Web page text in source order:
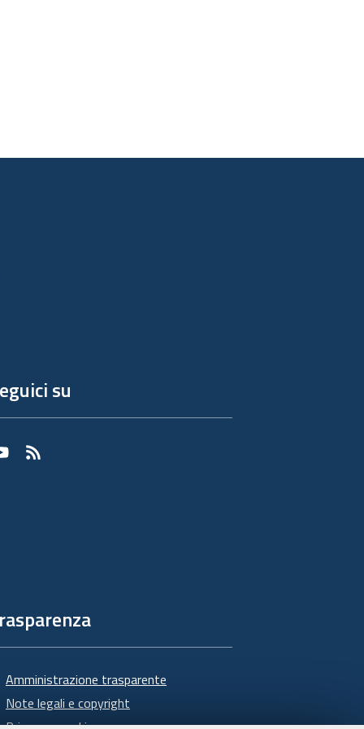
su
Youtube
RSS
Amministrazione trasparente
Note legali e copyright